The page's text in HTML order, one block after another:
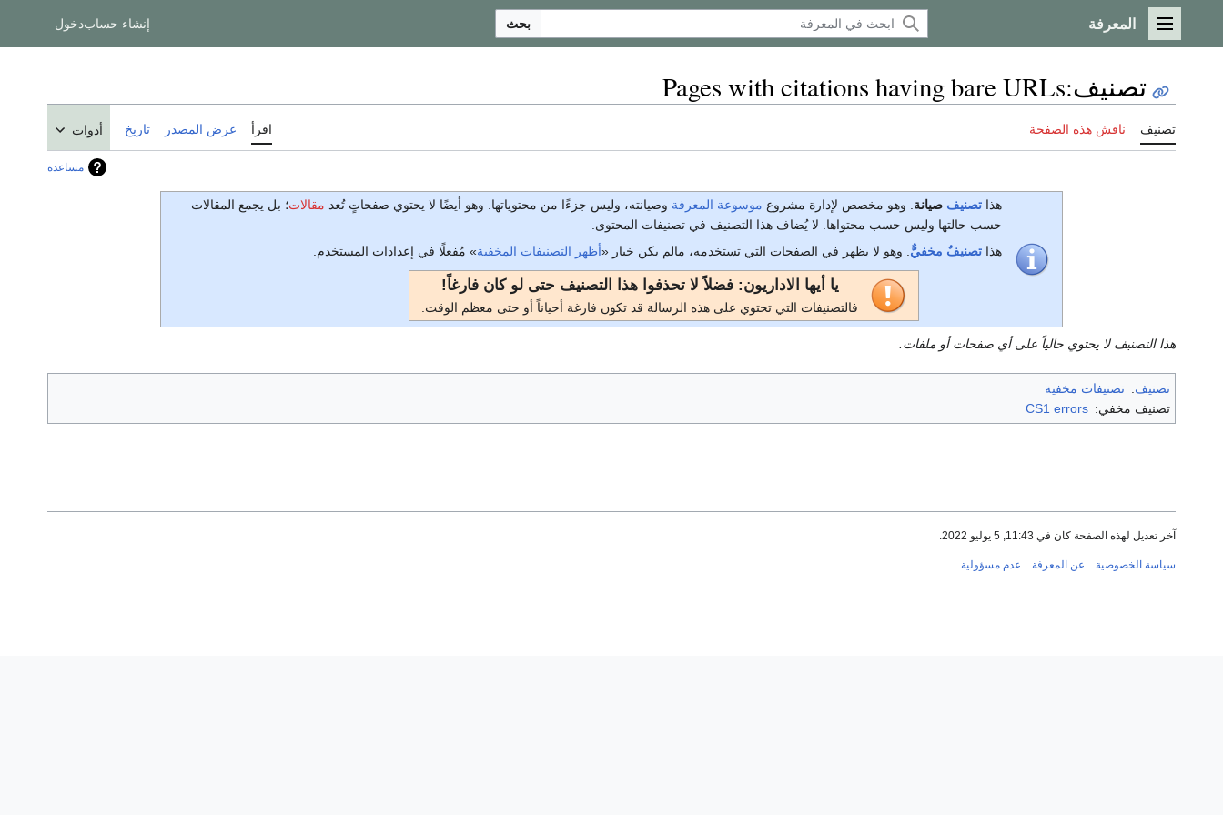
القائمة الرئيسية
المعرفة بحث إنشاء حسابدخول
تصنيف:
Pages with citations having bare URLs
تصنيف ناقش هذه الصفحة اقرأ عرض المصدر تاريخ أدوات
مساعدة
هذا تصنيف صيانة . وهو مخصص لإدارة مشروع موسوعة المعرفة وصيانته، وليس جزءًا من محتوياتها. وهو أيضًا لا يحتوي صفحاتٍ تُعد مقالات؛ بل يجمع المقالات
حسب حالتها وليس حسب محتواها. لا يُضاف هذا التصنيف في تصنيفات المحتوى.
هذا تصنيفٌ مخفيٌّ . وهو لا يظهر في الصفحات التي تستخدمه، مالم يكن خيار «أظهر التصنيفات المخفية» مُفعلًا في إعدادات المستخدم.
يا أيها الاداريون: فضلاً لا تحذفوا هذا التصنيف حتى لو كان فارغاً!
فالتصنيفات التي تحتوي على هذه الرسالة قد تكون فارغة أحياناً أو حتى معظم الوقت.
هذا التصنيف لا يحتوي حالياً على أي صفحات أو ملفات.
تصنيف: تصنيفات مخفية
تصنيف مخفي: CS1 errors
آخر تعديل لهذه الصفحة كان في 11:43, 5 يوليو 2022.
سياسة الخصوصية عن المعرفة عدم مسؤولية